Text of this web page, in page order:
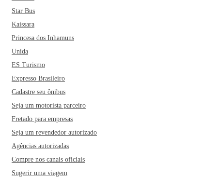
Star Bus
Kaissara
Princesa dos Inhamuns
Unida
ES Turismo
Expresso Brasileiro
Cadastre seu ônibus
Seja um motorista parceiro
Fretado para empresas
Seja um revendedor autorizado
Agências autorizadas
Compre nos canais oficiais
Sugerir uma viagem